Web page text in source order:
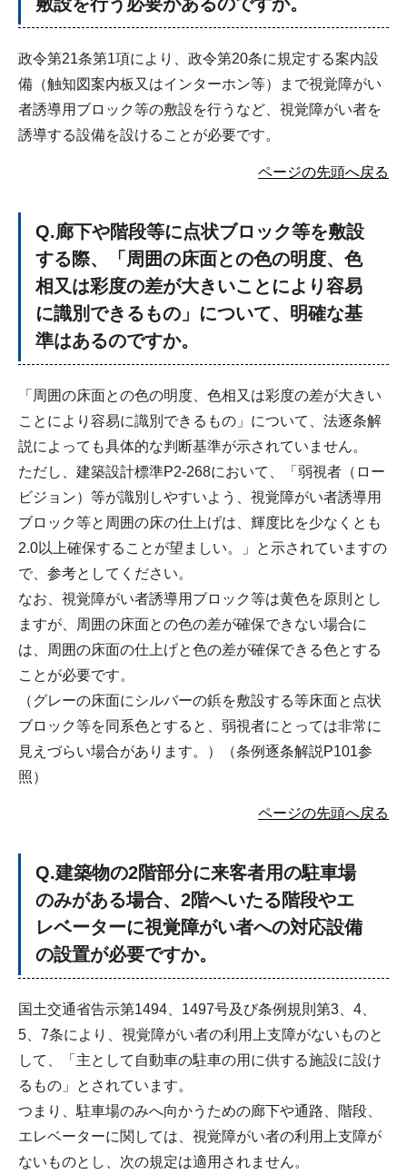
政令第21条第1項により、政令第20条に規定する案内設
備（触知図案内板又はインターホン等）まで視覚障がい
者誘導用ブロック等の敷設を行うなど、視覚障がい者を
誘導する設備を設けることが必要です。
ページの先頭へ戻る
Q.廊下や階段等に点状ブロック等を敷設
する際、「周囲の床面との色の明度、色
相又は彩度の差が大きいことにより容易
に識別できるもの」について、明確な基
準はあるのですか。
「周囲の床面との色の明度、色相又は彩度の差が大きい
ことにより容易に識別できるもの」について、法逐条解
説によっても具体的な判断基準が示されていません。
ただし、建築設計標準P2-268において、「弱視者（ロー
ビジョン）等が識別しやすいよう、視覚障がい者誘導用
ブロック等と周囲の床の仕上げは、輝度比を少なくとも
2.0以上確保することが望ましい。」と示されていますの
で、参考としてください。
なお、視覚障がい者誘導用ブロック等は黄色を原則とし
ますが、周囲の床面との色の差が確保できない場合に
は、周囲の床面の仕上げと色の差が確保できる色とする
ことが必要です。
（グレーの床面にシルバーの鋲を敷設する等床面と点状
ブロック等を同系色とすると、弱視者にとっては非常に
見えづらい場合があります。）（条例逐条解説P101参
照）
ページの先頭へ戻る
Q.建築物の2階部分に来客者用の駐車場
のみがある場合、2階へいたる階段やエ
レベーターに視覚障がい者への対応設備
の設置が必要ですか。
国土交通省告示第1494、1497号及び条例規則第3、4、
5、7条により、視覚障がい者の利用上支障がないものと
して、「主として自動車の駐車の用に供する施設に設け
るもの」とされています。
つまり、駐車場のみへ向かうための廊下や通路、階段、
エレベーターに関しては、視覚障がい者の利用上支障が
ないものとし、次の規定は適用されません。